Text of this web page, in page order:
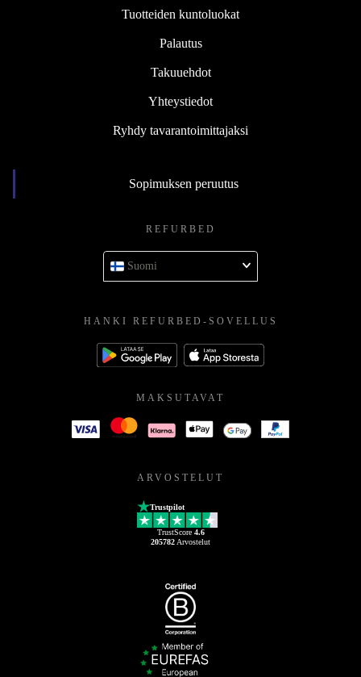
Tuotteiden kuntoluokat
Palautus
Takuuehdot
Yhteystiedot
Ryhdy tavarantoimittajaksi
Sopimuksen peruutus
REFURBED
Suomi
HANKI REFURBED-SOVELLUS
MAKSUTAVAT
ARVOSTELUT
Trustpilot
TrustScore 4.6
205782 Arvostelut